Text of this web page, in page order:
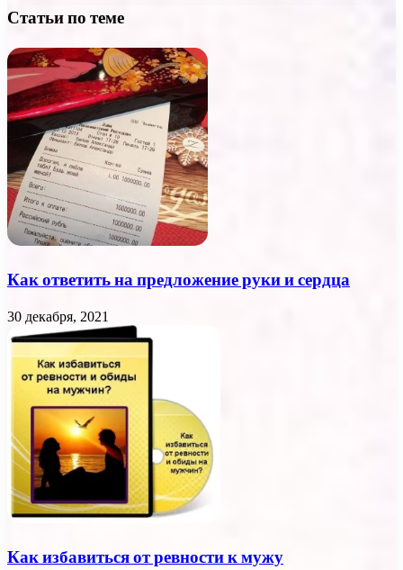
Статьи по теме
Как ответить на предложение руки и сердца
30 декабря, 2021
Как избавиться от ревности к мужу